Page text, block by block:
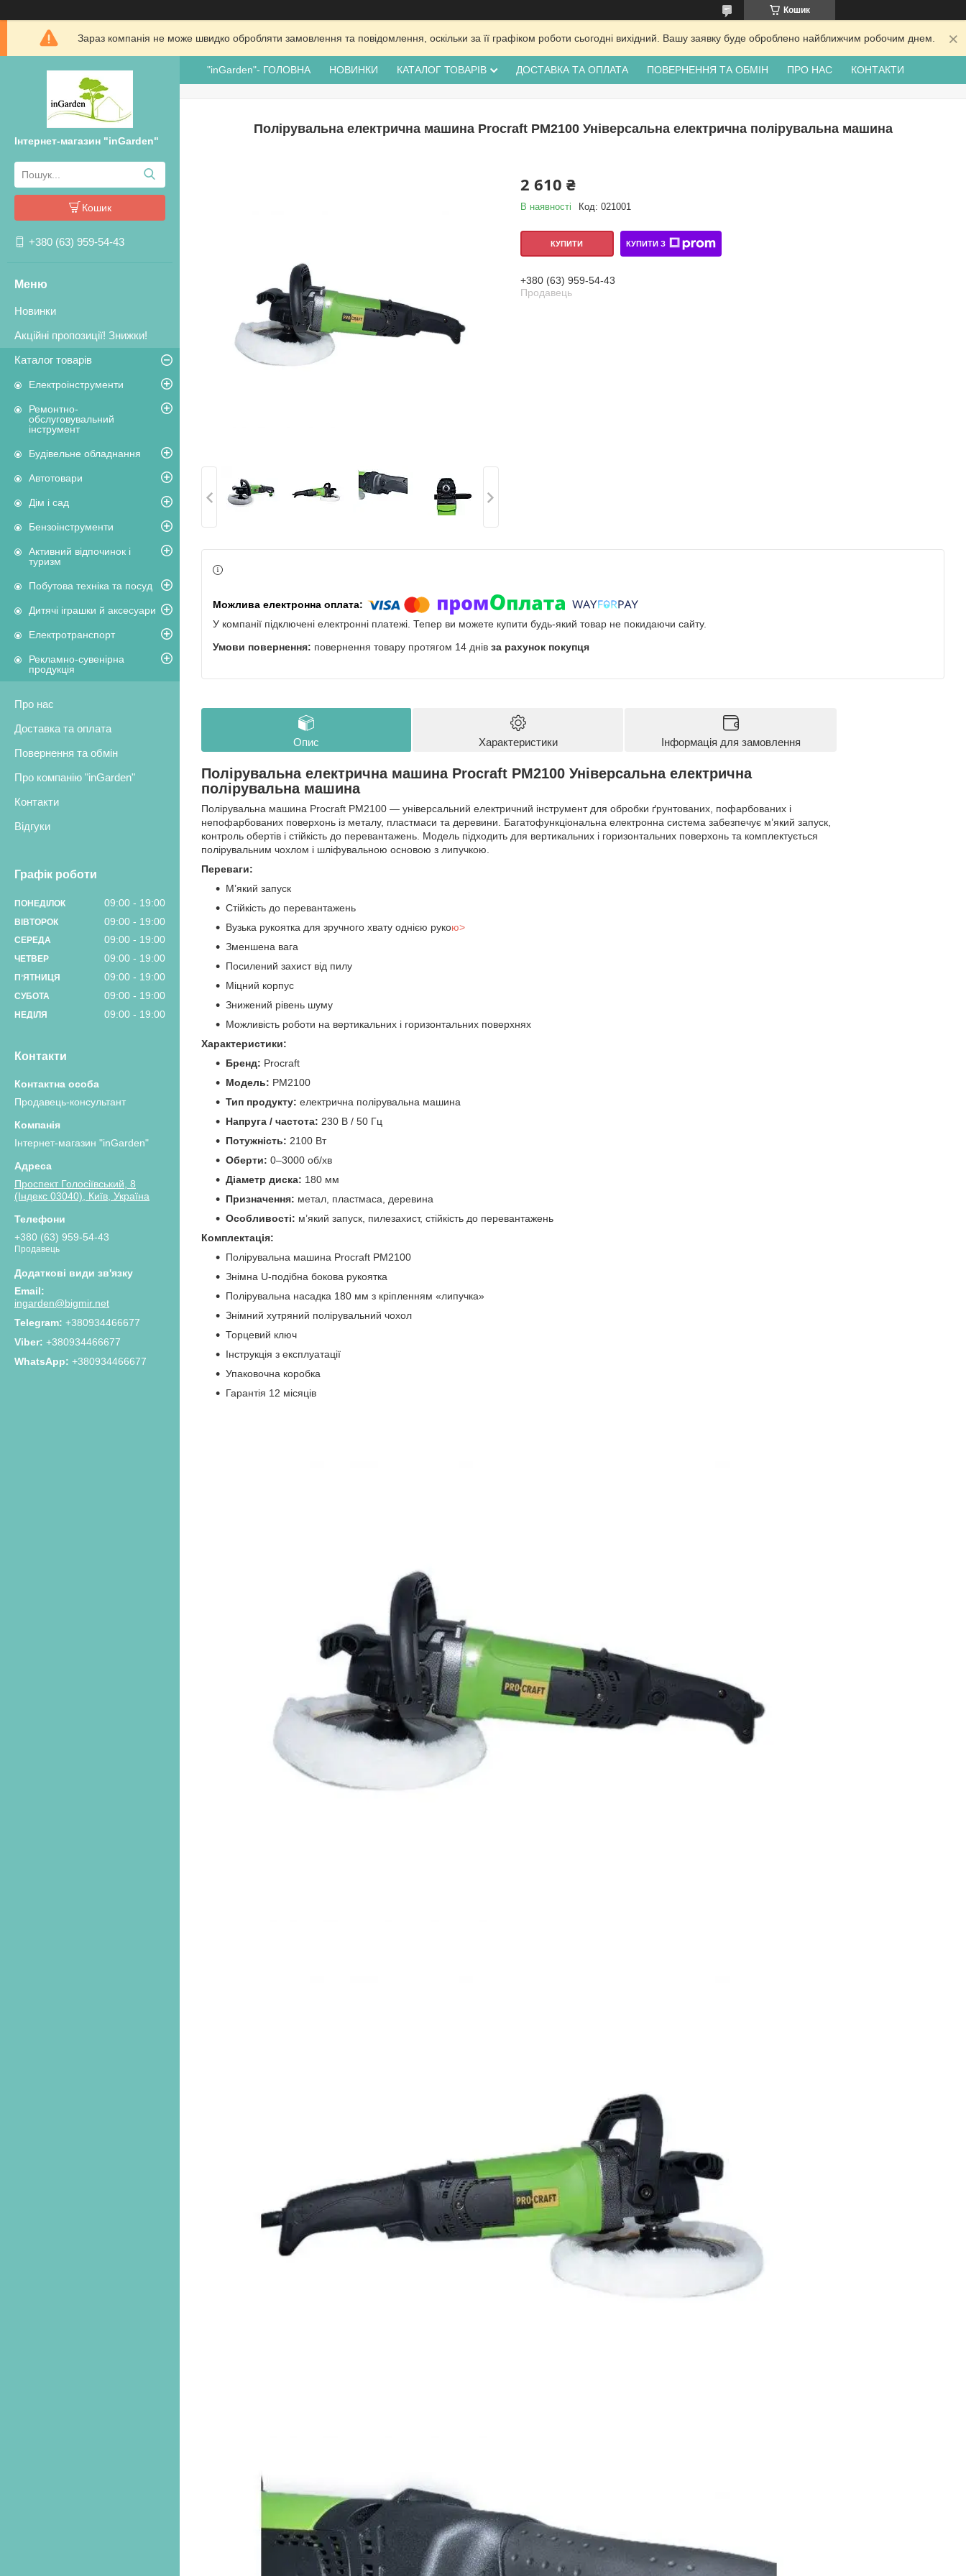
Кошик
Зараз компанія не може швидко обробляти замовлення та повідомлення, оскільки за її графіком роботи сьогодні вихідний. Вашу заявку буде оброблено найближчим робочим днем.
Інтернет-магазин "inGarden"
Кошик
+380 (63) 959-54-43
Новинки
Акційні пропозиції! Знижки!
Каталог товарів
Електроінструменти
Ремонтно-
обслуговувальний
інструмент
Будівельне обладнання
Автотовари
Дім і сад
Бензоінструменти
Активний відпочинок і
туризм
Побутова техніка та посуд
Дитячі іграшки й аксесуари
Електротранспорт
Рекламно-сувенірна
продукція
Про нас
Доставка та оплата
Повернення та обмін
Про компанію "inGarden"
Контакти
Відгуки
Графік роботи
ПОНЕДІЛОК 09:00 19:00
ВІВТОРОК 09:00 19:00
СЕРЕДА 09:00 19:00
ЧЕТВЕР 09:00 19:00
ПʼЯТНИЦЯ 09:00 19:00
СУБОТА 09:00 19:00
НЕДІЛЯ 09:00 19:00
Контакти
Продавець-консультант
Інтернет-магазин "inGarden"
Проспект Голосіївський, 8
(Індекс 03040), Київ, Україна
+380 (63) 959-54-43
Продавець
ingarden@bigmir.net
+380934466677
+380934466677
+380934466677
"inGarden"- ГОЛОВНА НОВИНКИ КАТАЛОГ ТОВАРІВ ДОСТАВКА ТА ОПЛАТА ПОВЕРНЕННЯ ТА ОБМІН ПРО НАС КОНТАКТИ
Полірувальна електрична машина Procraft PM2100 Універсальна електрична полірувальна машина
2 610 ₴
В наявності Код: 021001
КУПИТИ КУПИТИ З
+380 (63) 959-54-43
Продавець
У компанії підключені електронні платежі. Тепер ви можете купити будь-який товар не покидаючи сайту.
повернення товару протягом 14 днів за рахунок покупця
Опис Характеристики Інформація для замовлення
Полірувальна електрична машина Procraft PM2100 Універсальна електрична
полірувальна машина
Полірувальна машина Procraft PM2100 — універсальний електричний інструмент для обробки ґрунтованих, пофарбованих і
непофарбованих поверхонь із металу, пластмаси та деревини. Багатофункціональна електронна система забезпечує м’який запуск,
контроль обертів і стійкість до перевантажень. Модель підходить для вертикальних і горизонтальних поверхонь та комплектується
полірувальним чохлом і шліфувальною основою з липучкою.
Переваги:
М’який запуск
Стійкість до перевантажень
Вузька рукоятка для зручного хвату однією рукою>
Зменшена вага
Посилений захист від пилу
Міцний корпус
Знижений рівень шуму
Можливість роботи на вертикальних і горизонтальних поверхнях
Характеристики:
Бренд: Procraft
Модель: PM2100
Тип продукту: електрична полірувальна машина
Напруга / частота: 230 В / 50 Гц
Потужність: 2100 Вт
Оберти: 0–3000 об/хв
Діаметр диска: 180 мм
Призначення: метал, пластмаса, деревина
Особливості: м’який запуск, пилезахист, стійкість до перевантажень
Комплектація:
Полірувальна машина Procraft PM2100
Знімна U‑подібна бокова рукоятка
Полірувальна насадка 180 мм з кріпленням «липучка»
Знімний хутряний полірувальний чохол
Торцевий ключ
Інструкція з експлуатації
Упаковочна коробка
Гарантія 12 місяців